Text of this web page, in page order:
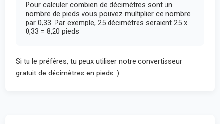
Pour calculer combien de décimètres sont un
nombre de pieds vous pouvez multiplier ce nombre
par 0,33. Par exemple, 25 décimètres seraient 25 x
0,33 = 8,20 pieds
Si tu le préfères, tu peux utiliser notre convertisseur
gratuit de décimètres en pieds :)